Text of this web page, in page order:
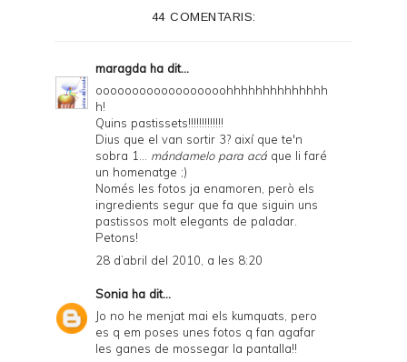
44 COMENTARIS:
maragda ha dit...
oooooooooooooooooohhhhhhhhhhhhhh
h!
Quins pastissets!!!!!!!!!!!!!
Dius que el van sortir 3? així que te'n
sobra 1... mándamelo para acá que li faré
un homenatge ;)
Només les fotos ja enamoren, però els
ingredients segur que fa que siguin uns
pastissos molt elegants de paladar.
Petons!
28 d’abril del 2010, a les 8:20
Sonia ha dit...
Jo no he menjat mai els kumquats, pero
es q em poses unes fotos q fan agafar
les ganes de mossegar la pantalla!!